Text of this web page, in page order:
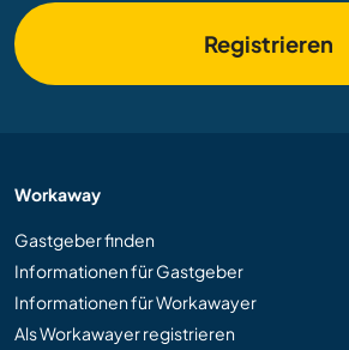
Registrieren
Workaway
Gastgeber finden
Informationen für Gastgeber
Informationen für Workawayer
Als Workawayer registrieren